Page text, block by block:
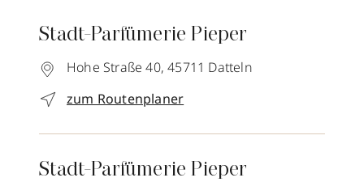
Stadt-Parfümerie Pieper
Hohe Straße 40, 45711 Datteln
zum Routenplaner
Stadt-Parfümerie Pieper